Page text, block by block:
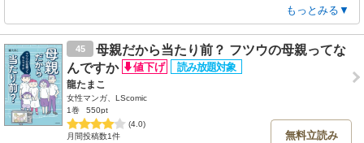
いつもどんなものを食べてるか、とんな生活習慣があるか描いていただ
きたいです。
もっとみる▼
45
母親だから当たり前？ フツウの母親ってな
んですか
龍たまこ
女性マンガ、LScomic
1巻
550pt
(4.0)
月間投稿数1件
無料立読み